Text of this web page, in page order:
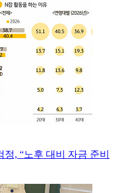
정, “노후 대비 자금 준비